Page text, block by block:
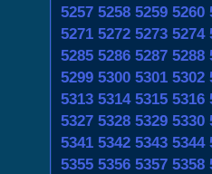
5257 5258 5259 5260
5271 5272 5273 5274
5285 5286 5287 5288
5299 5300 5301 5302
5313 5314 5315 5316
5327 5328 5329 5330
5341 5342 5343 5344
5355 5356 5357 5358